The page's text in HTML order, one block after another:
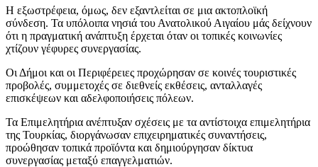
Η εξωστρέφεια, όμως, δεν εξαντλείται σε μια ακτοπλοϊκή
σύνδεση. Τα υπόλοιπα νησιά του Ανατολικού Αιγαίου μάς δείχνουν
ότι η πραγματική ανάπτυξη έρχεται όταν οι τοπικές κοινωνίες
χτίζουν γέφυρες συνεργασίας.
Οι Δήμοι και οι Περιφέρειες προχώρησαν σε κοινές τουριστικές
προβολές, συμμετοχές σε διεθνείς εκθέσεις, ανταλλαγές
επισκέψεων και αδελφοποιήσεις πόλεων.
Τα Επιμελητήρια ανέπτυξαν σχέσεις με τα αντίστοιχα επιμελητήρια
της Τουρκίας, διοργάνωσαν επιχειρηματικές συναντήσεις,
προώθησαν τοπικά προϊόντα και δημιούργησαν δίκτυα
συνεργασίας μεταξύ επαγγελματιών.